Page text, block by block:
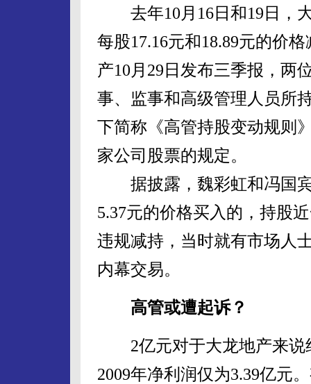
去年10月16日和19日，
每股17.16元和18.89元的价
产10月29日发布三季报，两
事、监事和高级管理人员所
下简称《高管持股变动规则
家公司股票的规定。
据披露，魏彩虹和冯国宾
5.37元的价格买入的，持股
违规减持，当时就有市场人
内幕交易。
高管或遭起诉？
2亿元对于大龙地产来说
2009年净利润仅为3.39亿元